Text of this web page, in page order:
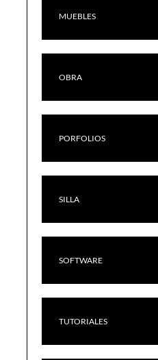
MUEBLES
OBRA
PORFOLIOS
SILLA
SOFTWARE
TUTORIALES